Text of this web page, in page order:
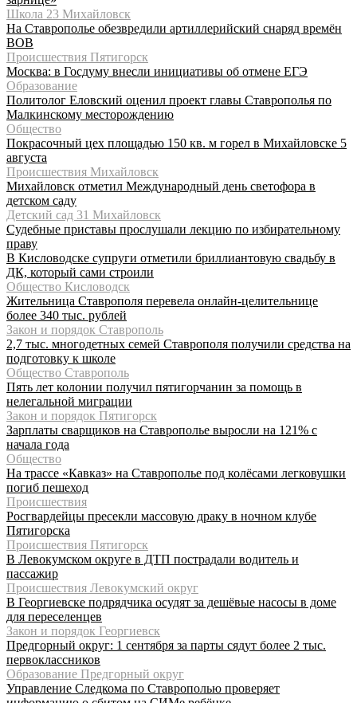
Школа 23 Михайловск
На Ставрополье обезвредили артиллерийский снаряд времён
ВОВ
Происшествия Пятигорск
Москва: в Госдуму внесли инициативы об отмене ЕГЭ
Образование
Политолог Еловский оценил проект главы Ставрополья по
Малкинскому месторождению
Общество
Покрасочный цех площадью 150 кв. м горел в Михайловске 5
августа
Происшествия Михайловск
Михайловск отметил Международный день светофора в
детском саду
Детский сад 31 Михайловск
Судебные приставы прослушали лекцию по избирательному
праву
В Кисловодске супруги отметили бриллиантовую свадьбу в
ДК, который сами строили
Общество Кисловодск
Жительница Ставрополя перевела онлайн-целительнице
более 340 тыс. рублей
Закон и порядок Ставрополь
2,7 тыс. многодетных семей Ставрополя получили средства на
подготовку к школе
Общество Ставрополь
Пять лет колонии получил пятигорчанин за помощь в
нелегальной миграции
Закон и порядок Пятигорск
Зарплаты сварщиков на Ставрополье выросли на 121% с
начала года
Общество
На трассе «Кавказ» на Ставрополье под колёсами легковушки
погиб пешеход
Происшествия
Росгвардейцы пресекли массовую драку в ночном клубе
Пятигорска
Происшествия Пятигорск
В Левокумском округе в ДТП пострадали водитель и
пассажир
Происшествия Левокумский округ
В Георгиевске подрядчика осудят за дешёвые насосы в доме
для переселенцев
Закон и порядок Георгиевск
Предгорный округ: 1 сентября за парты сядут более 2 тыс.
первоклассников
Образование Предгорный округ
Управление Следкома по Ставрополью проверяет